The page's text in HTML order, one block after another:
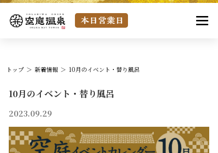
トップ 新着情報 10月のイベント・替り風呂
10月のイベント・替り風呂
2023.09.29